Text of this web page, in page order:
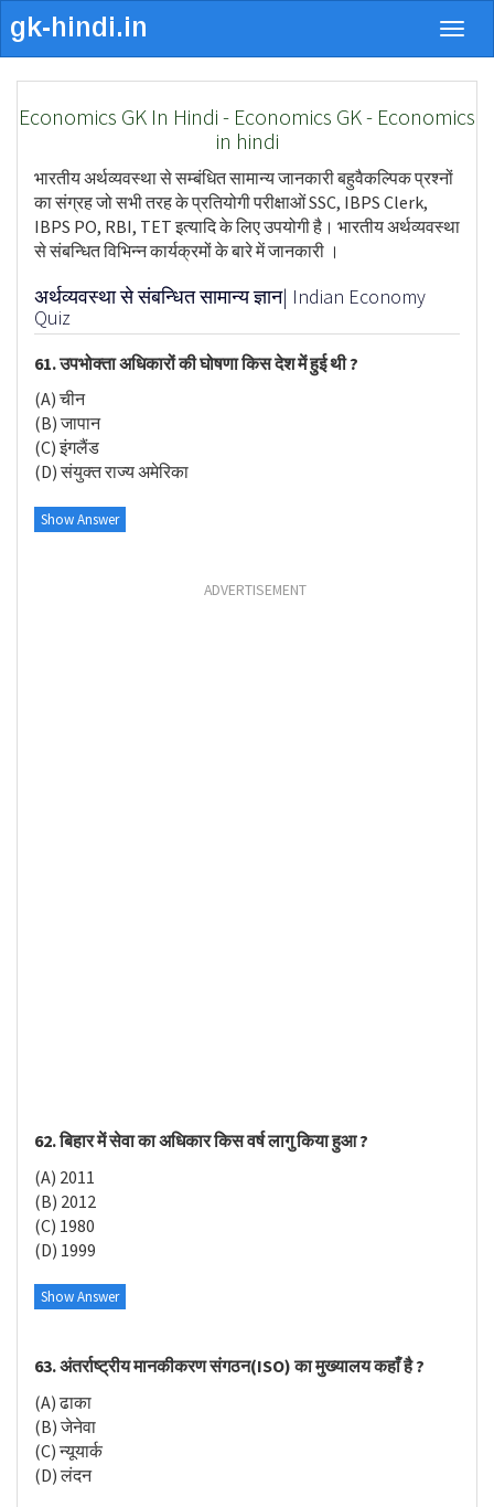
Economics GK In Hindi - Economics GK - Economics
in hindi
भारतीय अर्थव्यवस्था से सम्बंधित सामान्य जानकारी बहुवैकल्पिक प्रश्नों
का संग्रह जो सभी तरह के प्रतियोगी परीक्षाओं SSC, IBPS Clerk,
IBPS PO, RBI, TET इत्यादि के लिए उपयोगी है। भारतीय अर्थव्यवस्था
से संबन्धित विभिन्न कार्यक्रमों के बारे में जानकारी ।
अर्थव्यवस्था से संबन्धित सामान्य ज्ञान| Indian Economy
Quiz
61. उपभोक्ता अधिकारों की घोषणा किस देश में हुई थी ?
(A) चीन
(B) जापान
(C) इंगलैंड
(D) संयुक्त राज्य अमेरिका
Show Answer
ADVERTISEMENT
62. बिहार में सेवा का अधिकार किस वर्ष लागु किया हुआ ?
(A) 2011
(B) 2012
(C) 1980
(D) 1999
Show Answer
63. अंतर्राष्ट्रीय मानकीकरण संगठन(ISO) का मुख्यालय कहाँ है ?
(A) ढाका
(B) जेनेवा
(C) न्यूयार्क
(D) लंदन